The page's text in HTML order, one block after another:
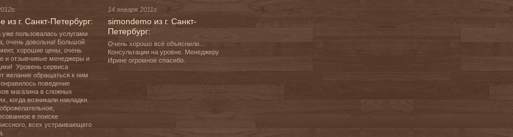
из г. Санкт-Петербург:
уже пользовалась услугами
очень довольна! Большой
хорошие цены, очень
и отзывчивые менеджеры и
Уровень сервиса
желание обращаться к ним
поведение
магазина в сложных
когда возникали накладки.
в поиске
всех устраивающего
14 января 2011г.
simondemo из г. Санкт-
Петербург:
Очень хорошо всё объяснили...
Консультации на уровне. Менеджеру
Ирине огромное спасибо.